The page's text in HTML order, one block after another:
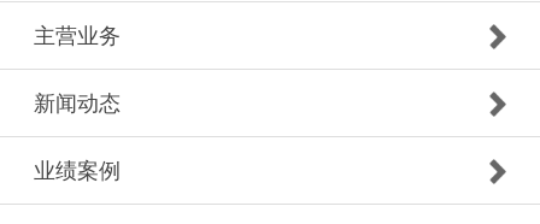
主营业务
新闻动态
业绩案例